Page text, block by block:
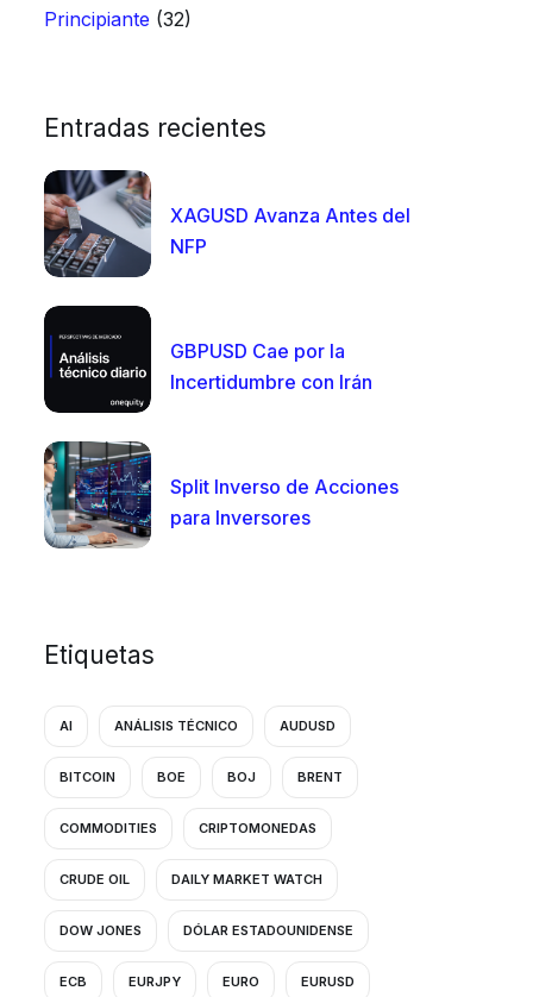
Principiante (32)
Entradas recientes
XAGUSD Avanza Antes del
NFP
GBPUSD Cae por la
Incertidumbre con Irán
Split Inverso de Acciones
para Inversores
Etiquetas
AI ANÁLISIS TÉCNICO AUDUSD
BITCOIN BOE BOJ BRENT
COMMODITIES CRIPTOMONEDAS
CRUDE OIL DAILY MARKET WATCH
DOW JONES DÓLAR ESTADOUNIDENSE
ECB EURJPY EURO EURUSD